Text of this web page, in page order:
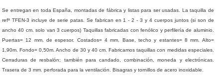
Se entregan en toda España, montadas de fábrica y listas para ser usadas. La taquilla de
refª TFEN-3 incluye de serie patas. Se fabrican en 1 - 2 - 3 y 4 cuerpos juntos (si son de
ancho 40 cm. solo van 3 cuerpos) Taquillas fabricadas con fenólico y perfilería de aluminio.
Puertas= 12 mm. de espesor. Costados= 4 mm. Base, techo y estantes= 8 mm. Alto=
1,90m. Fondo= 0,50m. Ancho de 30 y 40 cm. Fabricamos taquillas con medidas especiales.
Cerraduras de resbalón; también para candado, combinación, moneda y electrónicas.
Trasera de 3 mm. perforada para la ventilación. Bisagras y tornillos de acero inoxidable.